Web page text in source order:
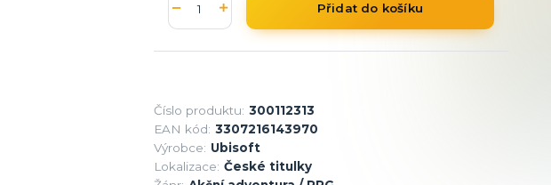
Přidat do košíku
Číslo produktu: 300112313
EAN kód: 3307216143970
Výrobce: Ubisoft
Lokalizace: České titulky